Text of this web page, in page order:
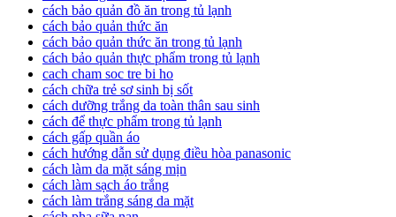
cách bảo quản đồ ăn trong tủ lạnh
cách bảo quản thức ăn
cách bảo quản thức ăn trong tủ lạnh
cách bảo quản thực phẩm trong tủ lạnh
cach cham soc tre bi ho
cách chữa trẻ sơ sinh bị sốt
cách dưỡng trắng da toàn thân sau sinh
cách để thực phẩm trong tủ lạnh
cách gấp quần áo
cách hướng dẫn sử dụng điều hòa panasonic
cách làm da mặt sáng mịn
cách làm sạch áo trắng
cách làm trắng sáng da mặt